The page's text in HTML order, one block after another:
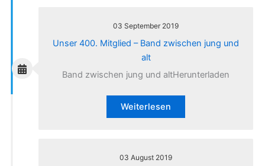
03 September 2019
Unser 400. Mitglied – Band zwischen jung und
alt
Band zwischen jung und altHerunterladen
Weiterlesen
03 August 2019